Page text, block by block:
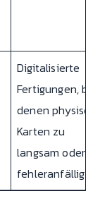
Digitalisierte
Fertigungen, bei
denen
Karten zu
langsam oder
fehleranfällig